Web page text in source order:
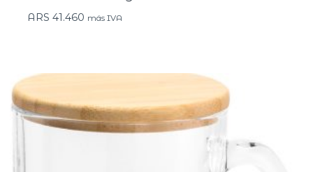
ARS 41.460 más IVA